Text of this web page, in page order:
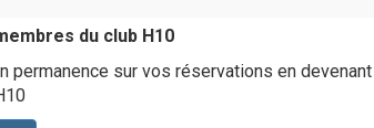
du club H10
permanence sur vos réservations en devenant